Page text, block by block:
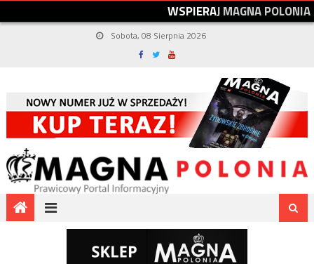
WSPIERAJMAGNAPOLONIA
Sobota, 08 Sierpnia 2026